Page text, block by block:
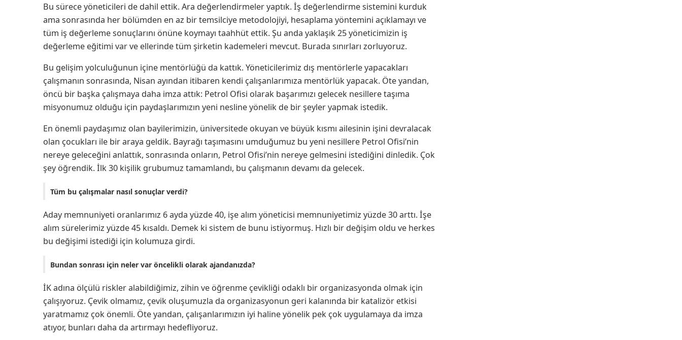
Bu sürece yöneticileri de dahil ettik. Ara değerlendirmeler yaptık. İş değerlendirme sistemini kurduk
ama sonrasında her bölümden en az bir temsilciye metodolojiyi, hesaplama yöntemini açıklamayı ve
tüm iş değerleme sonuçlarını önüne koymayı taahhüt ettik. Şu anda yaklaşık 25 yöneticimizin iş
değerleme eğitimi var ve ellerinde tüm şirketin kademeleri mevcut. Burada sınırları zorluyoruz.
Bu gelişim yolculuğunun içine mentörlüğü da kattık. Yöneticilerimiz dış mentörlerle yapacakları
çalışmanın sonrasında, Nisan ayından itibaren kendi çalışanlarımıza mentörlük yapacak. Öte yandan,
öncü bir başka çalışmaya daha imza attık: Petrol Ofisi olarak başarımızı gelecek nesillere taşıma
misyonumuz olduğu için paydaşlarımızın yeni nesline yönelik de bir şeyler yapmak istedik.
En önemli paydaşımız olan bayilerimizin, üniversitede okuyan ve büyük kısmı ailesinin işini devralacak
olan çocukları ile bir araya geldik. Bayrağı taşımasını umduğumuz bu yeni nesillere Petrol Ofisi’nin
nereye geleceğini anlattık, sonrasında onların, Petrol Ofisi’nin nereye gelmesini istediğini dinledik. Çok
şey öğrendik. İlk 30 kişilik grubumuz tamamlandı, bu çalışmanın devamı da gelecek.
Tüm bu çalışmalar nasıl sonuçlar verdi?
Aday memnuniyeti oranlarımız 6 ayda yüzde 40, işe alım yöneticisi memnuniyetimiz yüzde 30 arttı. İşe
alım sürelerimiz yüzde 45 kısaldı. Demek ki sistem de bunu istiyormuş. Hızlı bir değişim oldu ve herkes
bu değişimi istediği için kolumuza girdi.
Bundan sonrası için neler var öncelikli olarak ajandanızda?
İK adına ölçülü riskler alabildiğimiz, zihin ve öğrenme çevikliği odaklı bir organizasyonda olmak için
çalışıyoruz. Çevik olmamız, çevik oluşumuzla da organizasyonun geri kalanında bir katalizör etkisi
yaratmamız çok önemli. Öte yandan, çalışanlarımızın iyi haline yönelik pek çok uygulamaya da imza
atıyor, bunları daha da artırmayı hedefliyoruz.